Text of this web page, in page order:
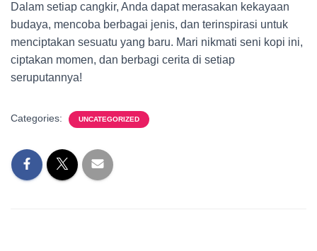
Dalam setiap cangkir, Anda dapat merasakan kekayaan
budaya, mencoba berbagai jenis, dan terinspirasi untuk
menciptakan sesuatu yang baru. Mari nikmati seni kopi ini,
ciptakan momen, dan berbagi cerita di setiap
seruputannya!
Categories: UNCATEGORIZED